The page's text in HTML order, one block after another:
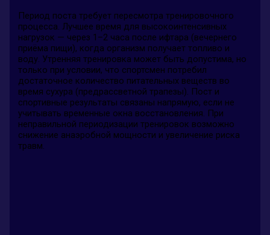
Период поста требует пересмотра тренировочного
процесса. Лучшее время для высокоинтенсивных
нагрузок — через 1–2 часа после ифтара (вечернего
приёма пищи), когда организм получает топливо и
воду. Утренняя тренировка может быть допустима, но
только при условии, что спортсмен потребил
достаточное количество питательных веществ во
время сухура (предрассветной трапезы). Пост и
спортивные результаты связаны напрямую, если не
учитывать временные окна восстановления. При
неправильной периодизации тренировок возможно
снижение анаэробной мощности и увеличение риска
травм.